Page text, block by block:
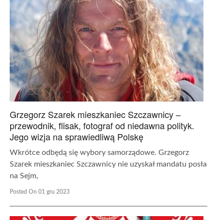
Grzegorz Szarek mieszkaniec Szczawnicy –
przewodnik, flisak, fotograf od niedawna polityk.
Jego wizja na sprawiedliwą Polskę
Wkrótce odbędą się wybory samorządowe. Grzegorz
Szarek mieszkaniec Szczawnicy nie uzyskał mandatu posła
na Sejm,
Posted On 01 gru 2023